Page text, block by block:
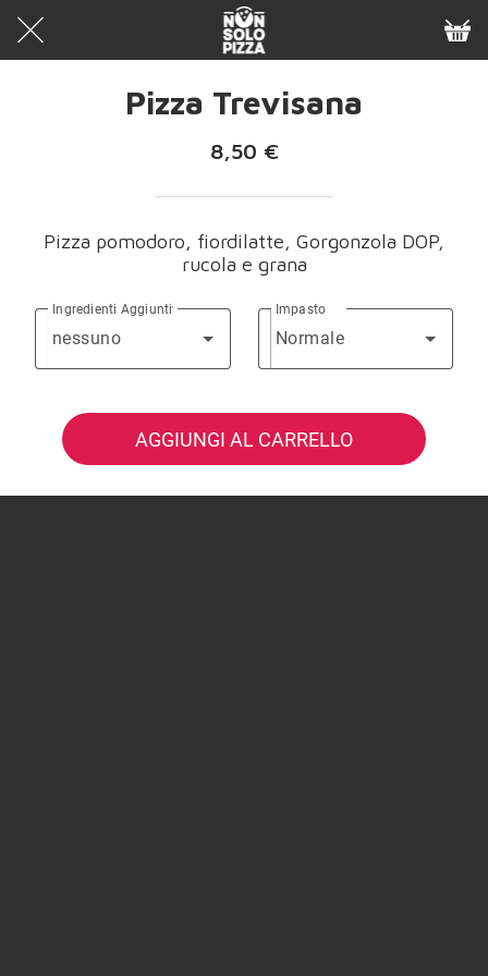
Pizza Trevisana
8,50 €
Pizza pomodoro, fiordilatte, Gorgonzola DOP,
rucola e grana
Ingredienti Aggiuntivi
nessuno
Impasto
Normale
AGGIUNGI AL CARRELLO